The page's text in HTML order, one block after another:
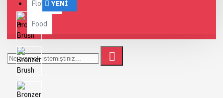
Flowers
Food
YENI